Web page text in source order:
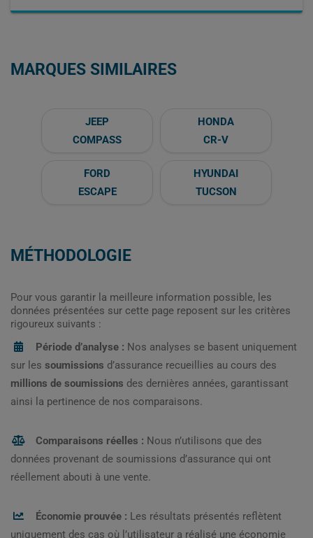
MARQUES SIMILAIRES
JEEP
COMPASS
HONDA
CR-V
FORD
ESCAPE
HYUNDAI
TUCSON
MÉTHODOLOGIE
Pour vous garantir la meilleure information possible, les
données présentées sur cette page reposent sur les critères
rigoureux suivants :
Période d’analyse : Nos analyses se basent uniquement
sur les soumissions d’assurance recueillies au cours des
millions de soumissions des dernières années, garantissant
ainsi la pertinence de nos comparaisons.
Comparaisons réelles : Nous n’utilisons que des
données provenant de soumissions d’assurance qui ont
réellement abouti à une vente.
Économie prouvée : Les résultats présentés reflètent
uniquement des cas où l’utilisateur a réalisé une économie